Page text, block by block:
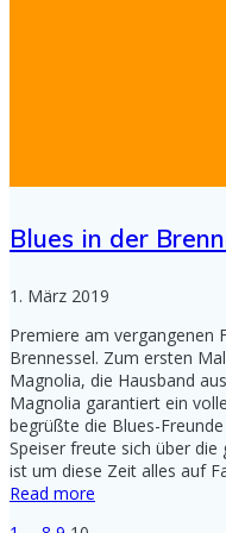
Blues in der
1. März 2019
Premiere am vergangenen
Brennessel. Zum ersten
Magnolia, die Hausband
Magnolia garantiert ein
begrüßte die Blues-
Speiser freute sich über
ist um diese Zeit alles auf
Read more